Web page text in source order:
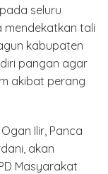
seluru
mendekatkan tali
kabupaten
pangan agar
akibat perang
Ilir, Panca
akan
Masyarakat